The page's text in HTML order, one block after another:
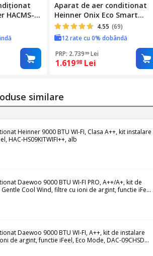
HACMS-
BTU (2
BTU),
Aparat de aer conditionat
Heinner Onix Eco Smart
Inverter 12000 BTU Wi-Fi,
Clasa A++, Functie incalzire,
Functie ECO, Follow me,
HAC-CO12WFN-WH, Alb
4.55 (69)
12 rate cu 0% dobândă
PRP: 2.739 99 Lei
1.61998 Lei
similare
Heinner 9000 BTU WI-FI, Clasa A++, kit instalare
HAC-HS09KITWIFI++, alb
Daewoo 9000 BTU WI-FI PRO, A++/A+, kit de
Cool Wind, filtre cu ioni de argint, functie iFeel,
Daewoo 9000 BTU WI-FI, A++, kit de instalare
de argint, functie iFeel, Eco Mode, DAC-09CHSDW,